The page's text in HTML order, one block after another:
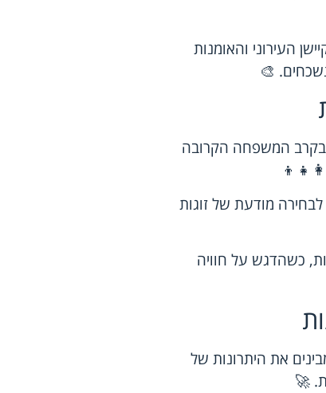
העירוני והאומנות
🎨
בקרב המשפחה הקרובה
מודעת של זוגות
כשהדגש על חוויה
את היתרונות של
🚀